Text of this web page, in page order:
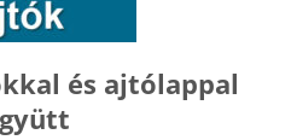
és ajtólappal